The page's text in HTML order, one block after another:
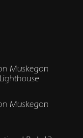
Muskegon
Muskegon